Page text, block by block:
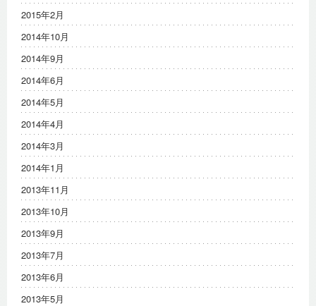
2015年2月
2014年10月
2014年9月
2014年6月
2014年5月
2014年4月
2014年3月
2014年1月
2013年11月
2013年10月
2013年9月
2013年7月
2013年6月
2013年5月